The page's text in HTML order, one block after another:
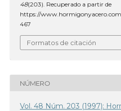
48(203). Recuperado a partir de
https://
467
Formatos de citación
NÚMERO
Vol. 48 Núm. 203 (1997):